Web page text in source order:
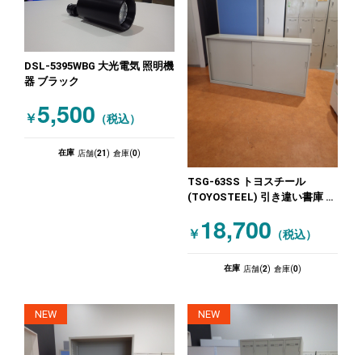
DSL-5395WBG 大光電気 照明機
器 ブラック
￥5,500 （税込）
在庫 店舗(21) 倉庫(0)
TSG-63SS トヨスチール
(TOYOSTEEL) 引き違い書庫 札
￥ 18,700 （税込）
在庫 店舗(2) 倉庫(0)
NEW NEW